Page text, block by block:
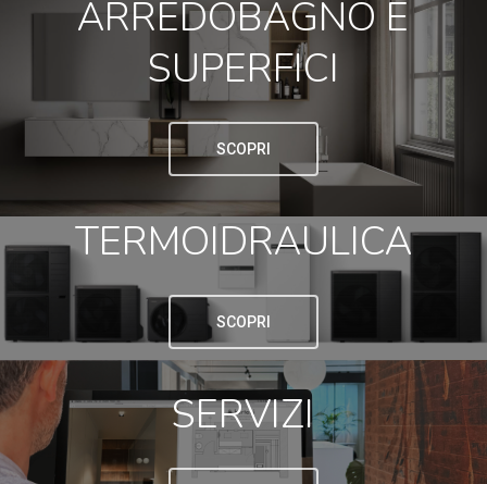
ARREDOBAGNO E
SUPERFICI
SCOPRI
TERMOIDRAULICA
SCOPRI
SERVIZI